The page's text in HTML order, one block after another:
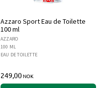
Azzaro Sport Eau de Toilette
100 ml
AZZARO
100 ML
EAU DE TOILETTE
249,00NOK